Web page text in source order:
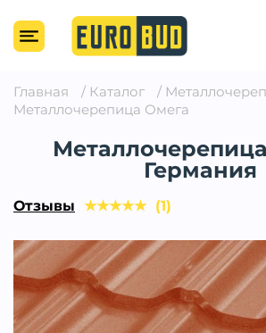
Главная / Каталог /
Металлочерепица Омега
Германия
Отзывы ★★★★★ (1)